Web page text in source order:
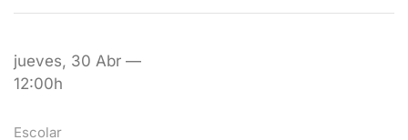
jueves, 30 Abr —
12:00h
Escolar